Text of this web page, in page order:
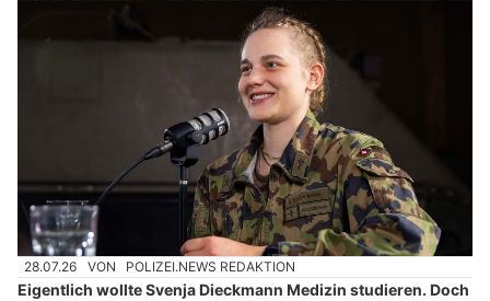
28.07.26 VON POLIZEI.NEWS REDAKTION
Eigentlich wollte Svenja Dieckmann Medizin studieren. Doch